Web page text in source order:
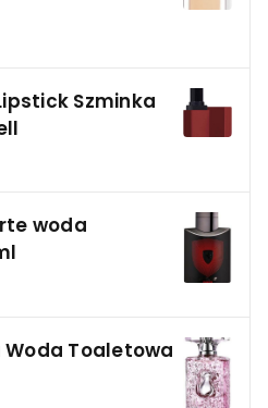
Szminka
woda
Woda Toaletowa